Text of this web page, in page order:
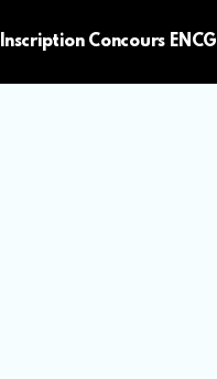
Inscription Concours ENCG